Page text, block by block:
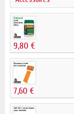
9,80 €
7,60 €